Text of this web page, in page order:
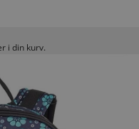
i din kurv.